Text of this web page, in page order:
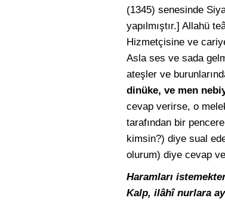
(1345) senesinde
yapılmıştır.] Allahü
Hizmetçisine ve
Asla ses ve sada
ateşler ve
dinüke, ve men
cevap verirse, o
tarafından bir
kimsin?) diye sual
olurum) diye cevap
Haramları
Kalp, ilâhî nurlara